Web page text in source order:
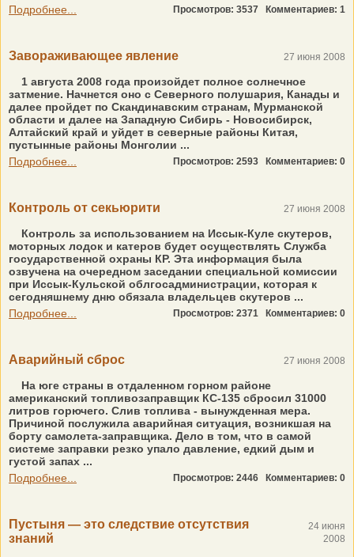
Подробнее...
Просмотров: 3537 Комментариев: 1
Завораживающее явление 27 июня 2008
1 августа 2008 года произойдет полное солнечное
затмение. Начнется оно с Северного полушария, Канады и
далее пройдет по Скандинавским странам, Мурманской
области и далее на Западную Сибирь - Новосибирск,
Алтайский край и уйдет в северные районы Китая,
пустынные районы Монголии ...
Подробнее...
Просмотров: 2593 Комментариев: 0
Контроль от секьюрити 27 июня 2008
Контроль за использованием на Иссык-Куле скутеров,
моторных лодок и катеров будет осуществлять Служба
государственной охраны КР. Эта информация была
озвучена на очередном заседании специальной комиссии
при Иссык-Кульской облгосадминистрации, которая к
сегодняшнему дню обязала владельцев скутеров ...
Подробнее...
Просмотров: 2371 Комментариев: 0
Аварийный сброс 27 июня 2008
На юге страны в отдаленном горном районе
американский топливозаправщик КС-135 сбросил 31000
литров горючего. Слив топлива - вынужденная мера.
Причиной послужила аварийная ситуация, возникшая на
борту самолета-заправщика. Дело в том, что в самой
системе заправки резко упало давление, едкий дым и
густой запах ...
Подробнее...
Просмотров: 2446 Комментариев: 0
Пустыня — это следствие отсутствия
знаний
24 июня
2008